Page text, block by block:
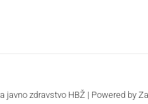
javno zdravstvo HBŽ | Powered by